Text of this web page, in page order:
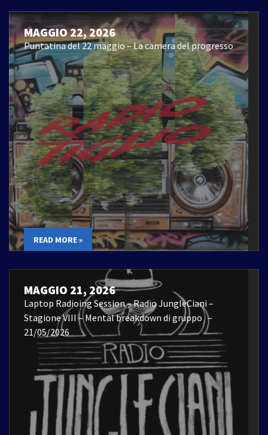
MAGGIO 22, 2026
Puntatina del 22 maggio – La camera del progresso
READ MORE »
MAGGIO 21, 2026
Laptop Radioing Session – Radio JungleCiani –
Stagione VIII – Mental breakdown di gruppo –
21/05/2026